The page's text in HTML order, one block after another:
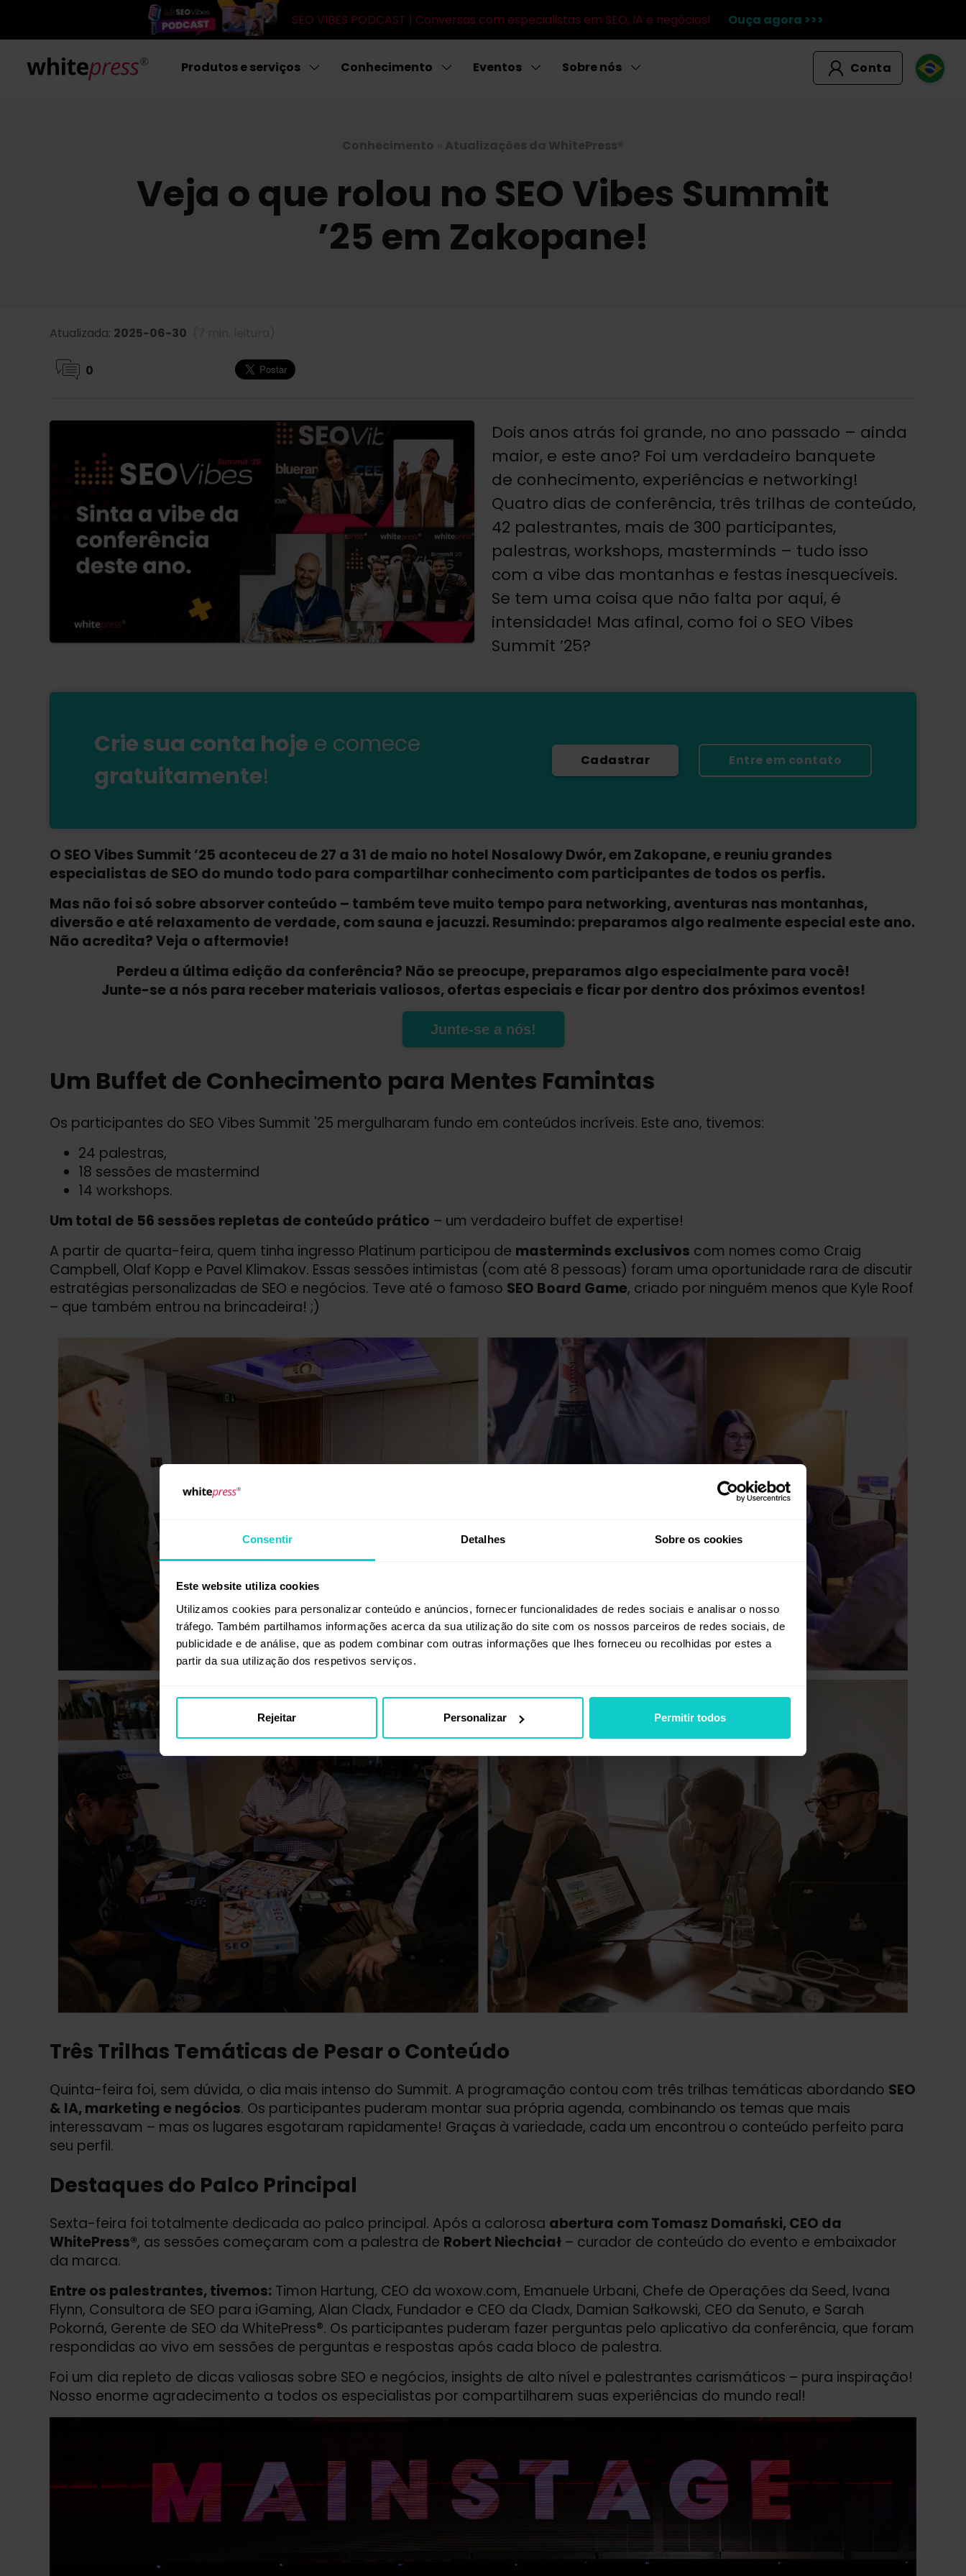
Consentir Detalhes Sobre os cookies
Este website utiliza cookies
Utilizamos cookies para personalizar conteúdo e anúncios, fornecer funcionalidades de redes sociais e analisar o nosso
tráfego. Também partilhamos informações acerca da sua utilização do site com os nossos parceiros de redes sociais, de
publicidade e de análise, que as podem combinar com outras informações que lhes forneceu ou recolhidas por estes a
partir da sua utilização dos respetivos serviços.
Rejeitar Personalizar Permitir todos
SEO VIBES PODCAST | Conversas com especialistas em SEO, IA e negócios! Ouça agora >>>
Produtos e serviços Conhecimento Eventos Sobre nós Conta
Conhecimento Atualizações da WhitePress®
Veja o que rolou no SEO Vibes Summit
’25 em Zakopane!
Atualizada: 2025-06-30
0
Dois anos atrás foi grande, no ano passado – ainda
maior, e este ano? Foi um verdadeiro banquete
de conhecimento, experiências e networking!
Quatro dias de conferência, três trilhas de conteúdo,
42 palestrantes, mais de 300 participantes,
palestras, workshops, masterminds – tudo isso
com a vibe das montanhas e festas inesquecíveis.
Se tem uma coisa que não falta por aqui, é
intensidade! Mas afinal, como foi o SEO Vibes
Summit ’25?
Crie sua conta hoje e comece
gratuitamente!
Cadastrar Entre em contato
O SEO Vibes Summit ’25 aconteceu de 27 a 31 de maio no hotel Nosalowy Dwór, em Zakopane, e reuniu grandes
especialistas de SEO do mundo todo para compartilhar conhecimento com participantes de todos os perfis.
Mas não foi só sobre absorver conteúdo – também teve muito tempo para networking, aventuras nas montanhas,
diversão e até relaxamento de verdade, com sauna e jacuzzi. Resumindo: preparamos algo realmente especial este ano.
Não acredita? Veja o aftermovie!
Perdeu a última edição da conferência? Não se preocupe, preparamos algo especialmente para você!
Junte-se a nós para receber materiais valiosos, ofertas especiais e ficar por dentro dos próximos eventos!
Junte-se a nós!
Um Buffet de Conhecimento para Mentes Famintas
Os participantes do SEO Vibes Summit '25 mergulharam fundo em conteúdos incríveis. Este ano, tivemos:
24 palestras,
18 sessões de mastermind
14 workshops.
Um total de 56 sessões repletas de conteúdo prático – um verdadeiro buffet de expertise!
A partir de quarta-feira, quem tinha ingresso Platinum participou de masterminds exclusivos com nomes como Craig
Campbell, Olaf Kopp e Pavel Klimakov. Essas sessões intimistas (com até 8 pessoas) foram uma oportunidade rara de discutir
estratégias personalizadas de SEO e negócios. Teve até o famoso SEO Board Game, criado por ninguém menos que Kyle Roof
– que também entrou na brincadeira! ;)
Três Trilhas Temáticas de Pesar o Conteúdo
Quinta-feira foi, sem dúvida, o dia mais intenso do Summit. A programação contou com três trilhas temáticas abordando SEO
& IA, marketing e negócios. Os participantes puderam montar sua própria agenda, combinando os temas que mais
interessavam – mas os lugares esgotaram rapidamente! Graças à variedade, cada um encontrou o conteúdo perfeito para
seu perfil.
Destaques do Palco Principal
Sexta-feira foi totalmente dedicada ao palco principal. Após a calorosa abertura com Tomasz Domański, CEO da
WhitePress®, as sessões começaram com a palestra de Robert Niechciał – curador de conteúdo do evento e embaixador
da marca.
Entre os palestrantes, tivemos: Timon Hartung, CEO da woxow.com, Emanuele Urbani, Chefe de Operações da Seed, Ivana
Flynn, Consultora de SEO para iGaming, Alan Cladx, Fundador e CEO da Cladx, Damian Sałkowski, CEO da Senuto, e Sarah
Pokorná, Gerente de SEO da WhitePress®. Os participantes puderam fazer perguntas pelo aplicativo da conferência, que foram
respondidas ao vivo em sessões de perguntas e respostas após cada bloco de palestra.
Foi um dia repleto de dicas valiosas sobre SEO e negócios, insights de alto nível e palestrantes carismáticos – pura inspiração!
Nosso enorme agradecimento a todos os especialistas por compartilharem suas experiências do mundo real!